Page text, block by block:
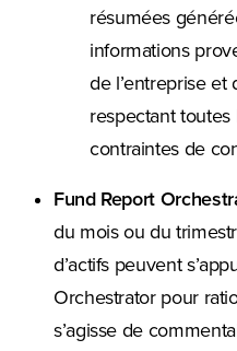
résumées
informations
de l’entreprise et
respectant toutes
contraintes de
Fund Report
du mois ou du
d’actifs peuvent
Orchestrator pour
s’agisse de